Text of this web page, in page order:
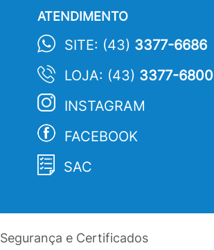
ATENDIMENTO
SITE: (43) 3377-6686
LOJA: (43) 3377-6800
INSTAGRAM
FACEBOOK
SAC
e Certificados